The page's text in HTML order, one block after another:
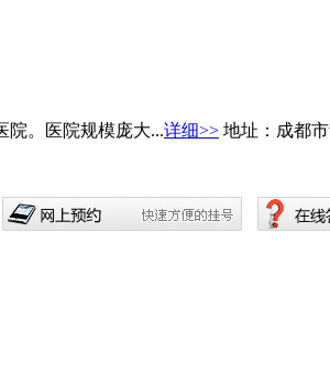
院。医院规模庞大...详细>> 地址：成都